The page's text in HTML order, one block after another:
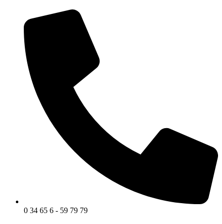
0 34 65 6 - 59 79 79